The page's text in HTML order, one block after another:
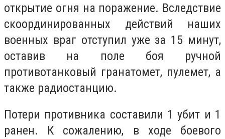
открытие огня на поражение. Вследствие
скоординированных действий наших
военных враг отступил уже за 15 минут,
оставив на поле боя ручной
противотанковый гранатомет, пулемет, а
также радиостанцию.
Потери противника составили 1 убит и 1
ранен. К сожалению, в ходе боевого